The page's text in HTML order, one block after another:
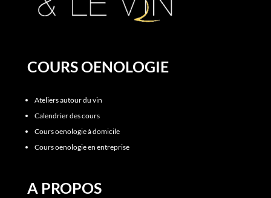
COURS OENOLOGIE
Ateliers autour du vin
Calendrier des cours
Cours oenologie à domicile
Cours oenologie en entreprise
A PROPOS